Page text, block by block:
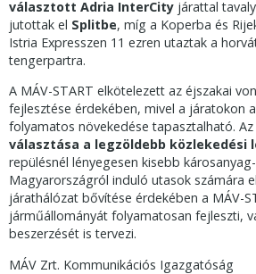
választott Adria InterCity járattal
jutottak el Splitbe, míg a Koperba és
Istria Expresszen 11 ezren utaztak a
tengerpartra.
A MÁV-START elkötelezett az éjszakai
fejlesztése érdekében, mivel a járatokon
folyamatos növekedése tapasztalható. Az
választása a legzöldebb közlekedési
repülésnél lényegesen kisebb
Magyarországról induló utasok számára
járathálózat bővítése érdekében a MÁV-
járműállományát folyamatosan fejleszti,
beszerzését is tervezi.
MÁV Zrt. Kommunikációs Igazgatóság